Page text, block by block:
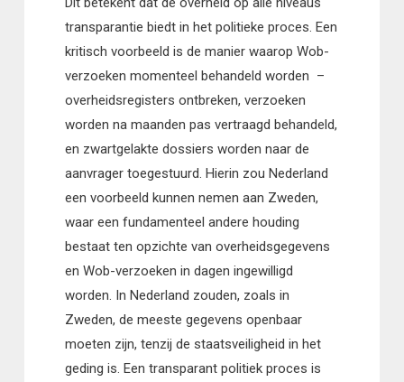
transparantie biedt in het politieke proces. Een
kritisch voorbeeld is de manier waarop Wob-
verzoeken momenteel behandeld worden –
overheidsregisters ontbreken, verzoeken
worden na maanden pas vertraagd behandeld,
en zwartgelakte dossiers worden naar de
aanvrager toegestuurd. Hierin zou Nederland
een voorbeeld kunnen nemen aan Zweden,
waar een fundamenteel andere houding
bestaat ten opzichte van overheidsgegevens
en Wob-verzoeken in dagen ingewilligd
worden. In Nederland zouden, zoals in
Zweden, de meeste gegevens openbaar
moeten zijn, tenzij de staatsveiligheid in het
geding is. Een transparant politiek proces is